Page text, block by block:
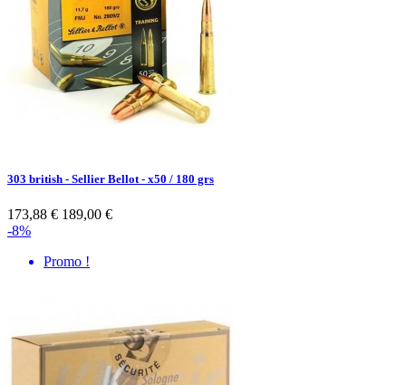
303 british - Sellier Bellot - x50 / 180 grs
173,88 € 189,00 €
-8%
Promo !